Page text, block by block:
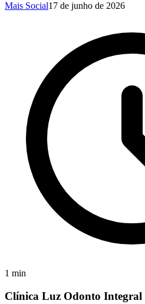
Mais Social17 de junho de 2026
1 min
Clínica Luz Odonto Integral